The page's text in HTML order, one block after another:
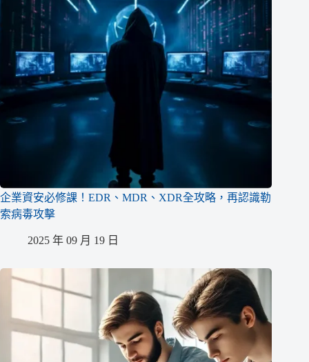
企業資安必修課！EDR、MDR、XDR全攻略，再認識勒
索病毒攻擊
2025 年 09 月 19 日